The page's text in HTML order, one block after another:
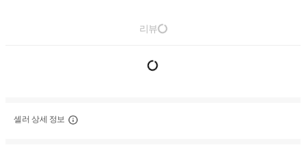
리뷰
셀러 상세 정보